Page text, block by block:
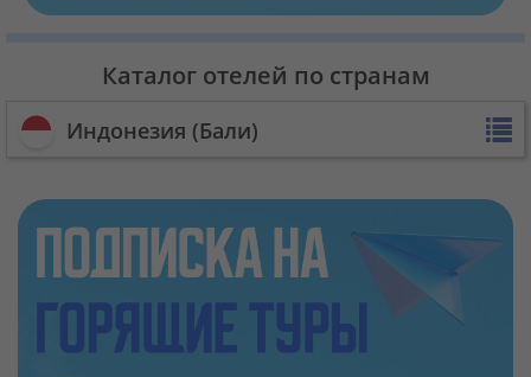
Каталог отелей по странам
Индонезия (Бали)